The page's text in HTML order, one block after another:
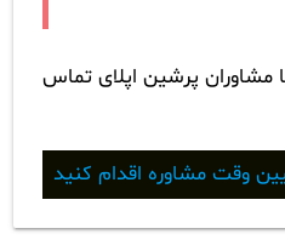
مشاوران پرشین اپلای تماس
وقت مشاوره اقدام کنید